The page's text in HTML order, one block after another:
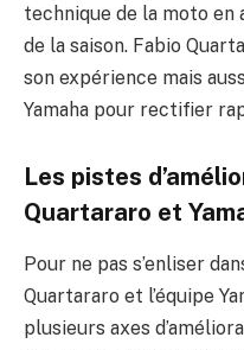
technique de la moto en
de la saison. Fabio
son expérience mais
Yamaha pour rectifier
Les pistes
Quartararo et
Pour ne pas s’enliser
Quartararo et l’équipe
plusieurs axes